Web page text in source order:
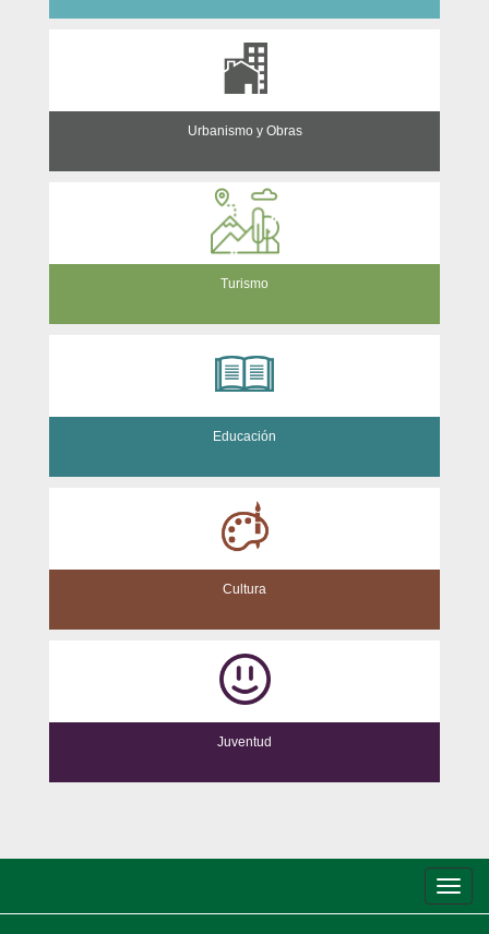
Urbanismo y Obras
Turismo
Educación
Cultura
Juventud
de